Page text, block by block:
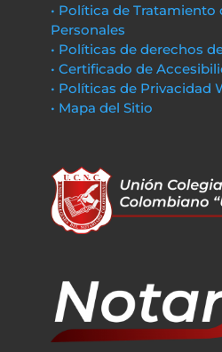
• Política de Tratamiento
Personales
• Políticas de derechos
• Certificado de
• Políticas de Privacidad
• Mapa del Sitio